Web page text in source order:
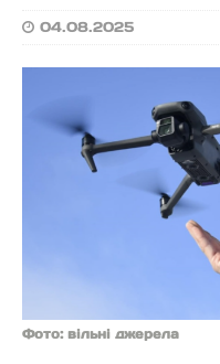
04.08.2025
Фото: вільні джерела